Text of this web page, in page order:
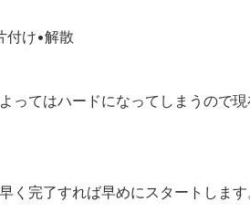
付け•解散
ってはハードになってしまうので
く完了すれば早めにスタートします